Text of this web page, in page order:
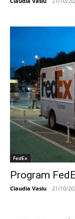
FedEx
Program
Claudia Vasiu - 21/10/